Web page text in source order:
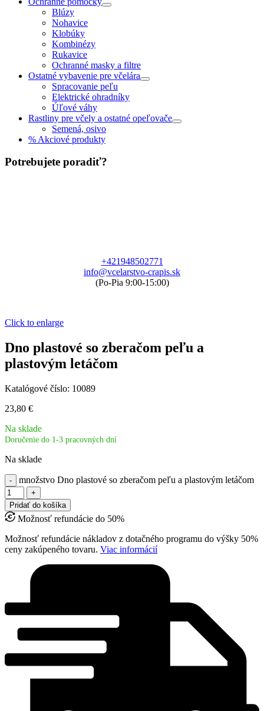
Blúzy
Nohavice
Klobúky
Kombinézy
Rukavice
Ochranné masky a filtre
Ostatné vybavenie pre včelára
Spracovanie peľu
Elektrické ohradníky
Úľové váhy
Rastliny pre včely a ostatné opeľovače
Semená, osivo
% Akciové produkty
Potrebujete poradiť?
+421948502771
info@vcelarstvo-crapis.sk
(Po-Pia 9:00-15:00)
Click to enlarge
Dno plastové so zberačom peľu a
plastovým letáčom
Katalógové číslo: 10089
23,80 €
Na sklade
Doručenie do 1-3 pracovných dní
Na sklade
množstvo Dno plastové so zberačom peľu a plastovým letáčom
Pridať do košíka
Možnosť refundácie do 50%
Možnosť refundácie nákladov z dotačného programu do výšky 50%
ceny zakúpeného tovaru. Viac informácií